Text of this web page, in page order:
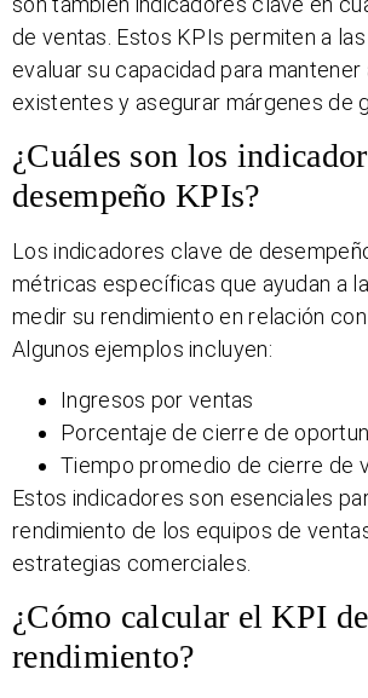
de ventas. Estos KPIs permiten a
evaluar su capacidad para
existentes y asegurar márgenes de
¿Cuáles son los
desempeño KPIs?
Los indicadores clave de
métricas específicas que ayudan a
medir su rendimiento en relación
Algunos ejemplos incluyen:
Ingresos por ventas
Porcentaje de cierre de
Tiempo promedio de cierre de
Estos indicadores son esenciales
rendimiento de los equipos de
estrategias comerciales.
¿Cómo calcular el KPI de
rendimiento?